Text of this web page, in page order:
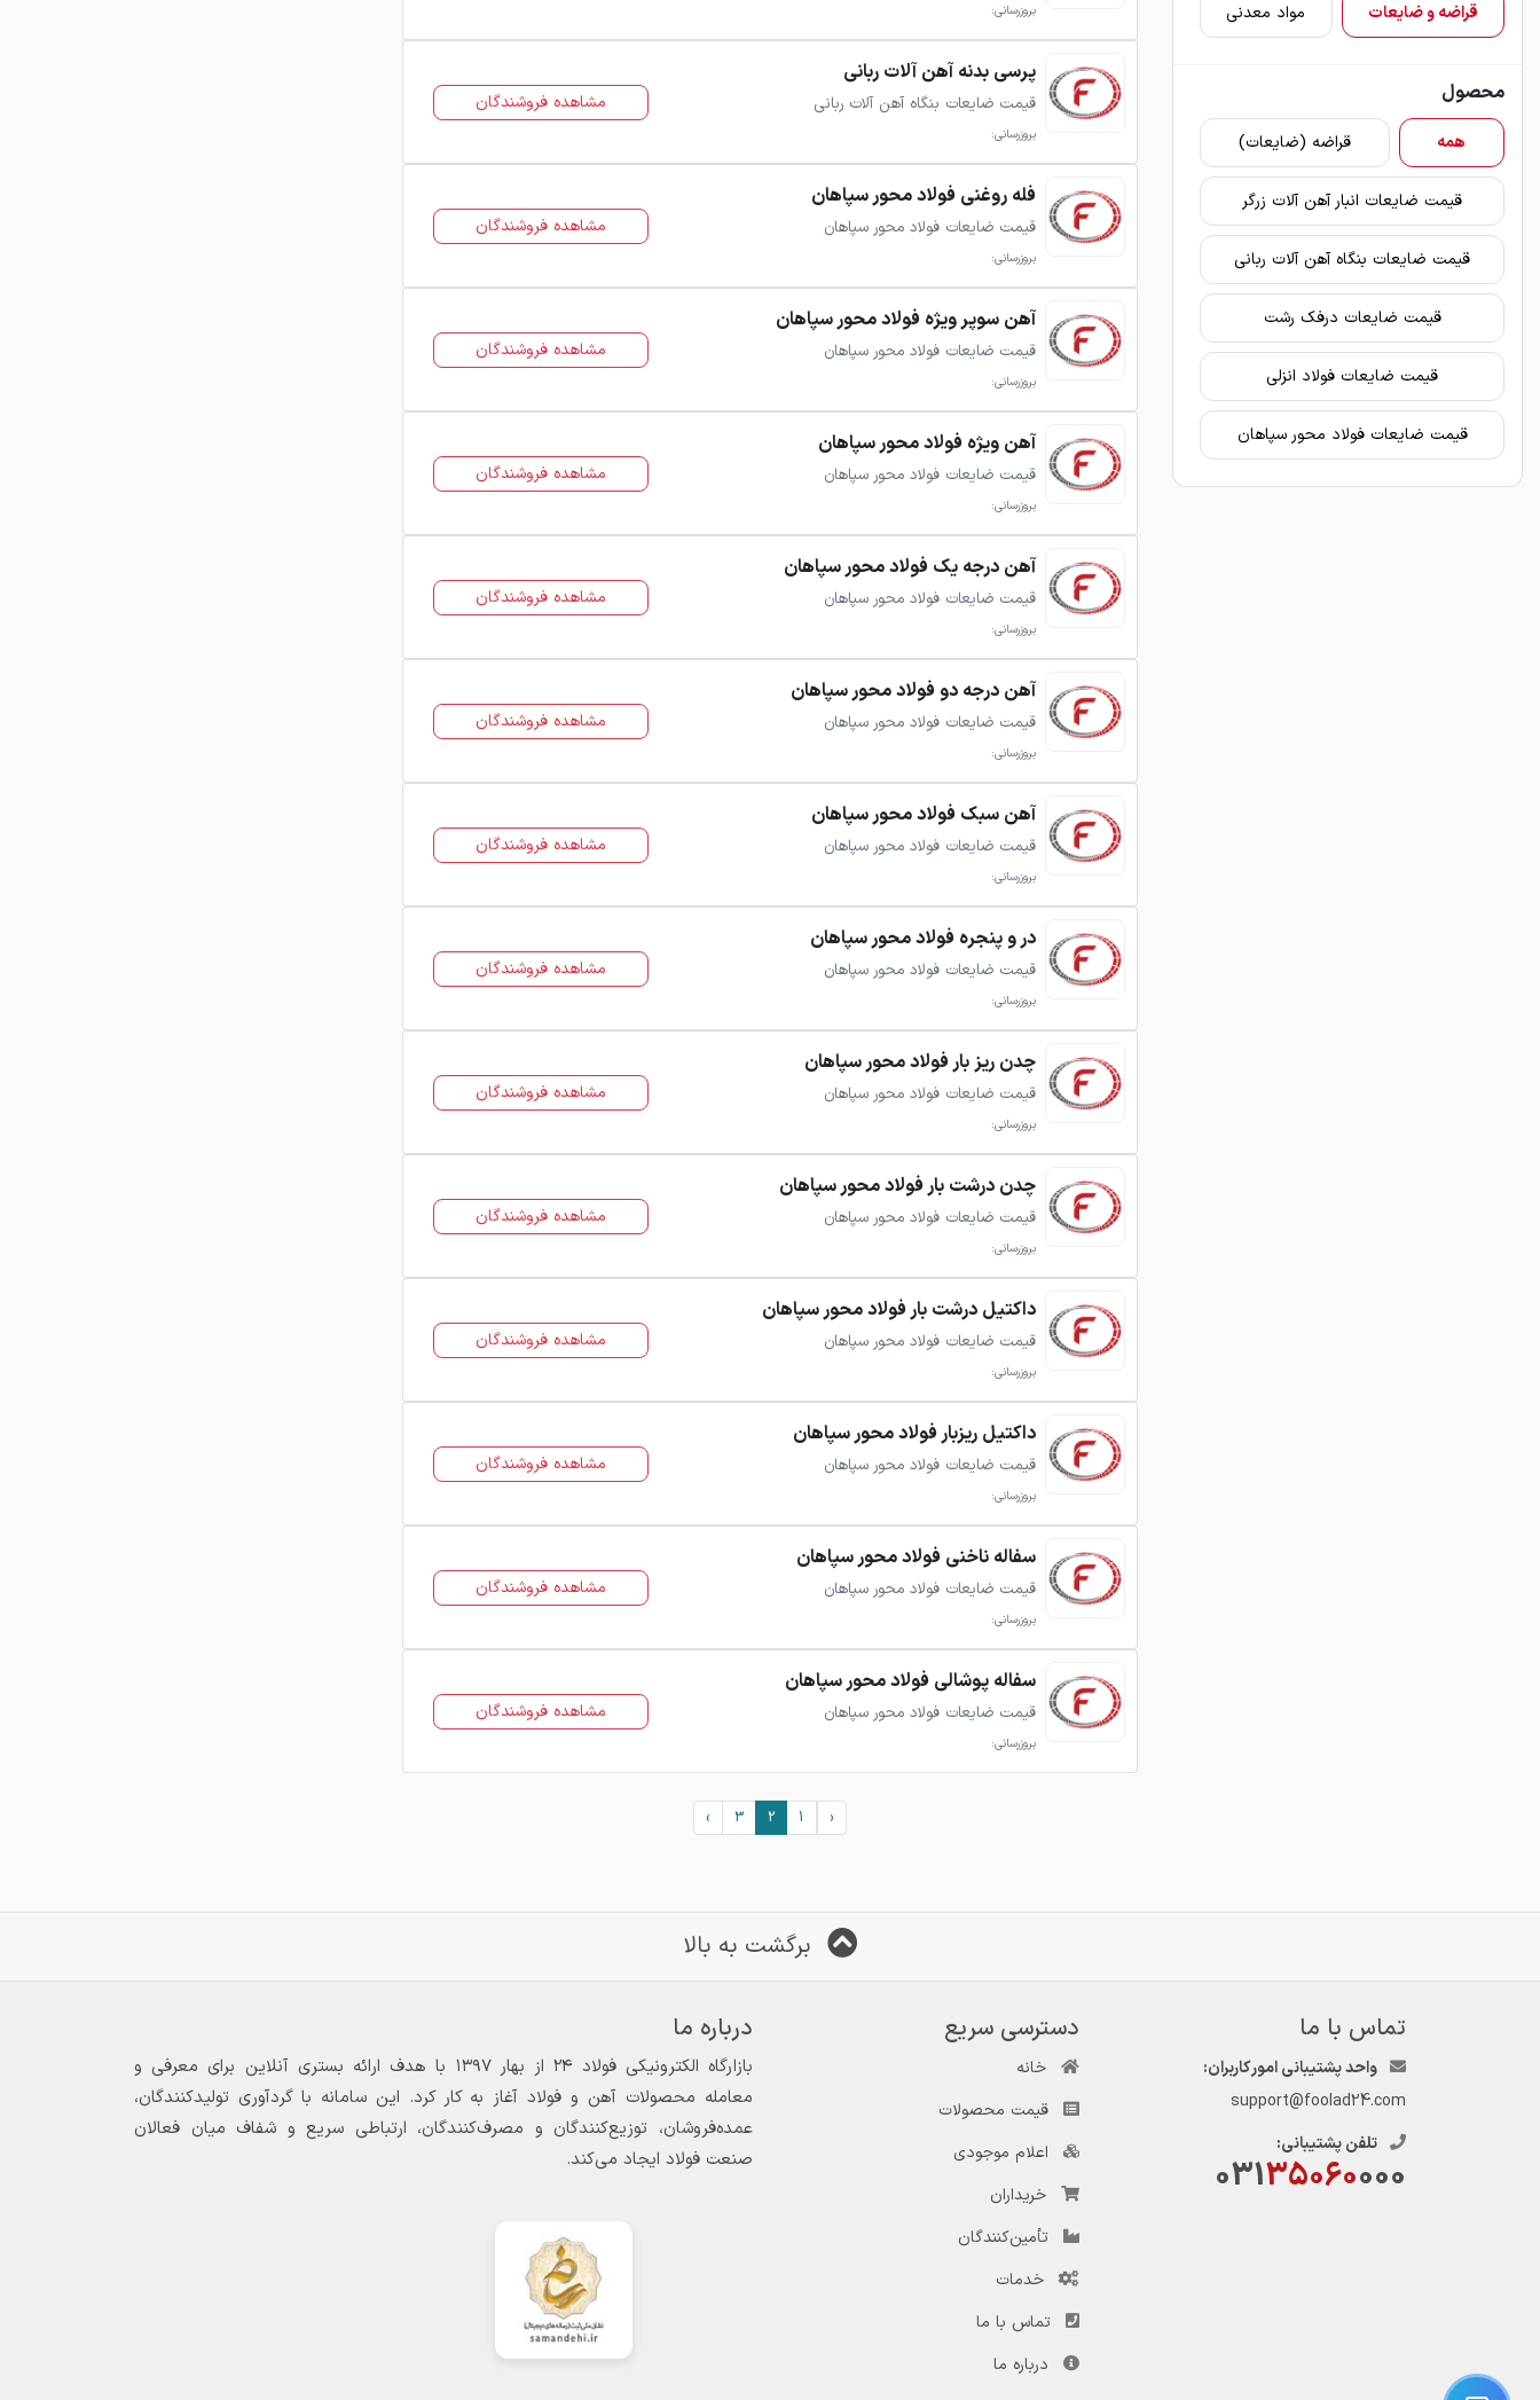
قراضه و ضایعات مواد معدنی
محصول
همه قراضه (ضایعات)
قیمت ضایعات انبار آهن آلات زرگر
قیمت ضایعات بنگاه آهن آلات ربانی
قیمت ضایعات درفک رشت
قیمت ضایعات فولاد انزلی
قیمت ضایعات فولاد محور سپاهان
بروزرسانی:
پرسی بدنه آهن آلات ربانی
قیمت ضایعات بنگاه آهن آلات ربانی
بروزرسانی:
مشاهده فروشندگان
فله روغنی فولاد محور سپاهان
قیمت ضایعات فولاد محور سپاهان
بروزرسانی:
مشاهده فروشندگان
آهن سوپر ویژه فولاد محور سپاهان
قیمت ضایعات فولاد محور سپاهان
بروزرسانی:
مشاهده فروشندگان
آهن ویژه فولاد محور سپاهان
قیمت ضایعات فولاد محور سپاهان
بروزرسانی:
مشاهده فروشندگان
آهن درجه یک فولاد محور سپاهان
قیمت ضایعات فولاد محور سپاهان
بروزرسانی:
مشاهده فروشندگان
آهن درجه دو فولاد محور سپاهان
قیمت ضایعات فولاد محور سپاهان
بروزرسانی:
مشاهده فروشندگان
آهن سبک فولاد محور سپاهان
قیمت ضایعات فولاد محور سپاهان
بروزرسانی:
مشاهده فروشندگان
در و پنجره فولاد محور سپاهان
قیمت ضایعات فولاد محور سپاهان
بروزرسانی:
مشاهده فروشندگان
چدن ریز بار فولاد محور سپاهان
قیمت ضایعات فولاد محور سپاهان
بروزرسانی:
مشاهده فروشندگان
چدن درشت بار فولاد محور سپاهان
قیمت ضایعات فولاد محور سپاهان
بروزرسانی:
مشاهده فروشندگان
داکتیل درشت بار فولاد محور سپاهان
قیمت ضایعات فولاد محور سپاهان
بروزرسانی:
مشاهده فروشندگان
داکتیل ریزبار فولاد محور سپاهان
قیمت ضایعات فولاد محور سپاهان
بروزرسانی:
مشاهده فروشندگان
سفاله ناخنی فولاد محور سپاهان
قیمت ضایعات فولاد محور سپاهان
بروزرسانی:
مشاهده فروشندگان
سفاله پوشالی فولاد محور سپاهان
قیمت ضایعات فولاد محور سپاهان
بروزرسانی:
مشاهده فروشندگان
‹
1
2
3
›
برگشت به بالا
تماس با ما
واحد پشتیبانی امور کاربران:
support@foolad24.com
تلفن پشتیبانی:
03135060000
دسترسی سریع
خانه
قیمت محصولات
اعلام موجودی
خریداران
تأمین‌کنندگان
خدمات
تماس با ما
درباره ما
درباره ما
بازارگاه الکترونیکی فولاد ۲۴ از بهار ۱۳۹۷ با هدف ارائه بستری آنلاین برای معرفی و
معامله محصولات آهن و فولاد آغاز به کار کرد. این سامانه با گردآوری تولیدکنندگان،
عمده‌فروشان، توزیع‌کنندگان و مصرف‌کنندگان، ارتباطی سریع و شفاف میان فعالان
صنعت فولاد ایجاد می‌کند.